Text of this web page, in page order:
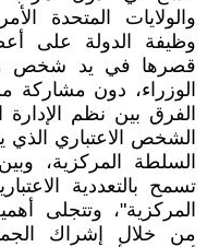
والولايات المتحدة
وظيفة الدولة على
قصرها في يد شخص
الوزراء، دون
الفرق بين نظم
الشخص الاعتباري الذي
السلطة المركزية،
تسمح بالتعددية
المركزية"، وتتجلى
من خلال إشراك